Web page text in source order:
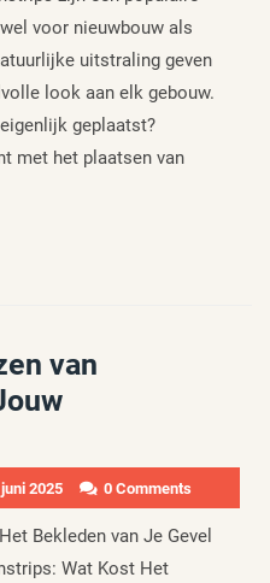
voor nieuwbouw als
uitstraling geven
look aan elk gebouw.
geplaatst?
met het plaatsen van
van
2025 0 Comments
Bekleden van Je Gevel
Wat Kost Het